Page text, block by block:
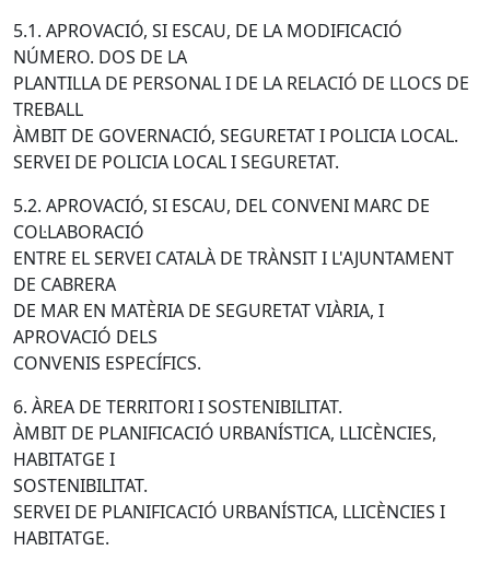
5.1. APROVACIÓ, SI ESCAU, DE LA MODIFICACIÓ
NÚMERO. DOS DE LA
PLANTILLA DE PERSONAL I DE LA RELACIÓ DE LLOCS DE
TREBALL
ÀMBIT DE GOVERNACIÓ, SEGURETAT I POLICIA LOCAL.
SERVEI DE POLICIA LOCAL I SEGURETAT.
5.2. APROVACIÓ, SI ESCAU, DEL CONVENI MARC DE
COL·LABORACIÓ
ENTRE EL SERVEI CATALÀ DE TRÀNSIT I L'AJUNTAMENT
DE CABRERA
DE MAR EN MATÈRIA DE SEGURETAT VIÀRIA, I
APROVACIÓ DELS
CONVENIS ESPECÍFICS.
6. ÀREA DE TERRITORI I SOSTENIBILITAT.
ÀMBIT DE PLANIFICACIÓ URBANÍSTICA, LLICÈNCIES,
HABITATGE I
SOSTENIBILITAT.
SERVEI DE PLANIFICACIÓ URBANÍSTICA, LLICÈNCIES I
HABITATGE.